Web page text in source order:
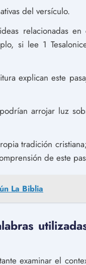
del versículo.
relacionadas
si lee 1
explican este
arrojar luz
tradición
de este
La Biblia
examinar el